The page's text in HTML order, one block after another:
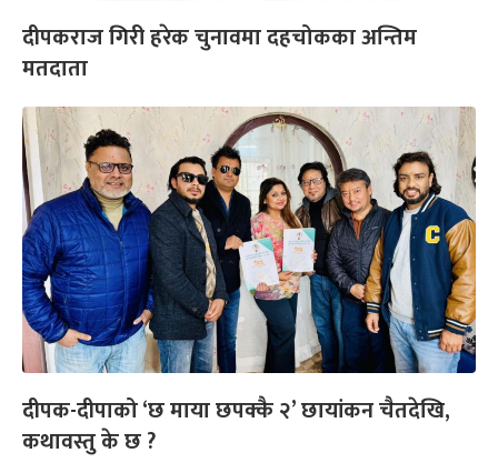
दीपकराज गिरी हरेक चुनावमा दहचोकका अन्तिम
मतदाता
दीपक-दीपाको ‘छ माया छपक्कै २’ छायांकन चैतदेखि,
कथावस्तु के छ ?